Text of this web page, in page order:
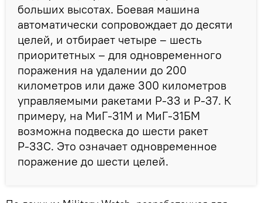
больших высотах. Боевая машина
автоматически сопровождает до десяти
целей, и отбирает четыре – шесть
приоритетных – для одновременного
поражения на удалении до 200
километров или даже 300 километров
управляемыми ракетами Р-33 и Р-37. К
примеру, на МиГ-31М и МиГ-31БМ
возможна подвеска до шести ракет
Р-33С. Это означает одновременное
поражение до шести целей.